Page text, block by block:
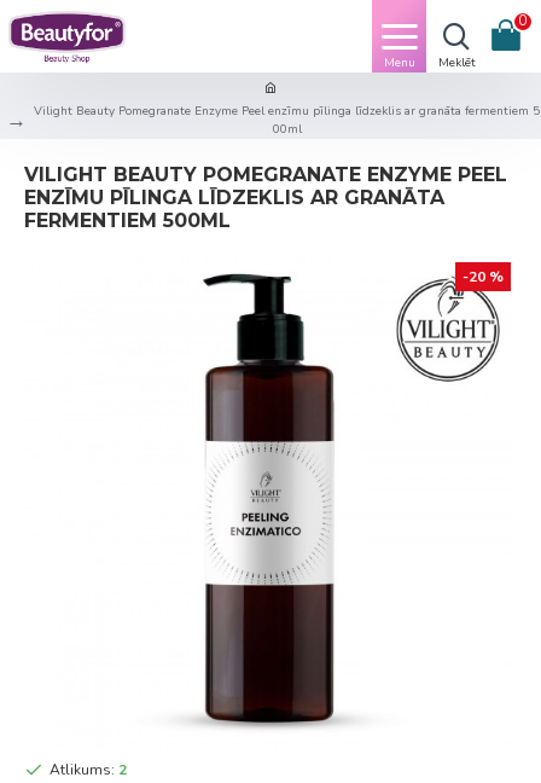
0
Vilight Beauty Pomegranate Enzyme Peel enzīmu pīlinga līdzeklis ar granāta fermentiem 5
00ml
VILIGHT BEAUTY POMEGRANATE ENZYME PEEL
ENZĪMU PĪLINGA LĪDZEKLIS AR GRANĀTA
FERMENTIEM 500ML
-20 %
Atlikums: 2